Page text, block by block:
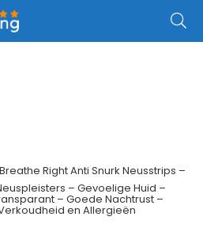
Breathe Right Anti Snurk Neusstrips –
– Gevoelige Huid –
– Goede Nachtrust –
en Allergieën